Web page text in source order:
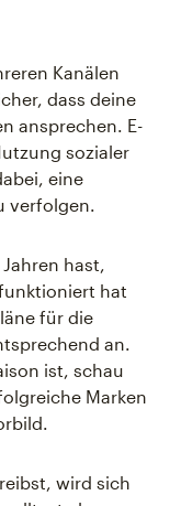
Kanälen
dass deine
ansprechen. E-
sozialer
eine
verfolgen.
hast,
hat
für die
an.
ist, schau
Marken
wird sich